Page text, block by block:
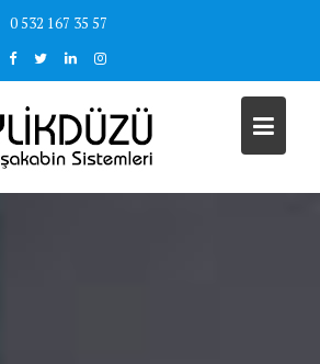
0 532 167 35 57